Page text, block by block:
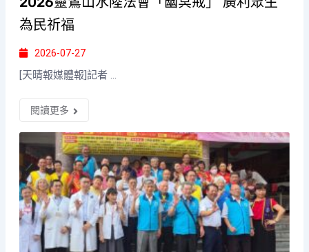
為民祈福
2026-07-27
[天晴報媒體報]記者 ...
閱讀更多